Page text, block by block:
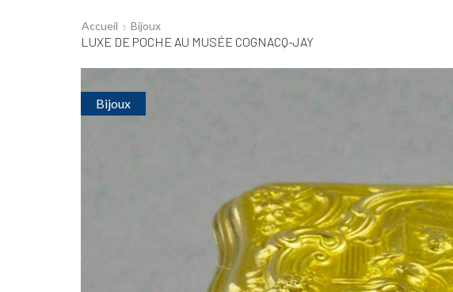
Accueil Bijoux
LUXE DE POCHE AU MUSÉE COGNACQ-JAY
Bijoux